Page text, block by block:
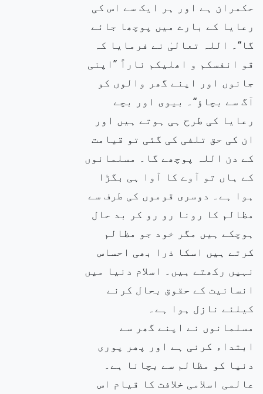
حکمران ہے اور ہر ایک سے اس کی
رعایا کے بارے میں پوچھا جائے
گا‘‘۔ اللہ تعالیٰ نے فرمایا کہ
قو انفسکم و اھلیکم ناراً ’’اپنی
جانوں اور اپنے گھر والوں کو
آگ سے بچاؤ‘‘۔ بیوی اور بچے
رعایا کی طرح ہی ہوتے ہیں اور
ان کی حق تلفی کی گئی تو قیامت
کے دن اللہ پوچھے گا۔ مسلمانوں
کے ہاں تو آوے کا آوا ہی بگڑا
ہوا ہے۔ دوسری قوموں کی طرف سے
مظالم کا رونا رو رو کر بد حال
ہوچکے ہیں مگر خود جو مظالم
کرتے ہیں اسکا ذرا بھی احساس
نہیں رکھتے ہیں۔ اسلام دنیا میں
انسانیت کے حقوق بحال کرنے
کیلئے نازل ہوا ہے۔
مسلمانوں نے اپنے گھر سے
ابتداء کرنی ہے اور پھر پوری
دنیا کو مظالم سے بچانا ہے۔
عالمی اسلامی خلافت کا قیام اس